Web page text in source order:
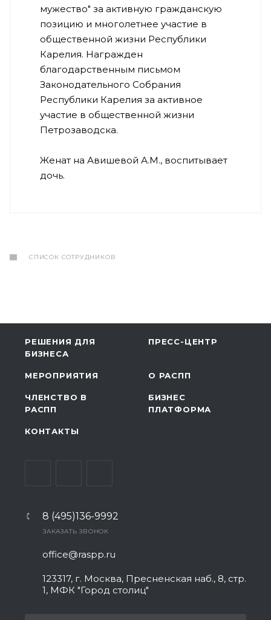
мужество" за активную гражданскую
позицию и многолетнее участие в
общественной жизни Республики
Карелия. Награжден
благодарственным письмом
Законодательного Собрания
Республики Карелия за активное
участие в общественной жизни
Петрозаводска.
Женат на Авишевой А.М., воспитывает
дочь.
СПИСОК СОТРУДНИКОВ
РЕШЕНИЯ ДЛЯ
БИЗНЕСА
ПРЕСС-ЦЕНТР
МЕРОПРИЯТИЯ О РАСПП
ЧЛЕНСТВО В
РАСПП
БИЗНЕС
ПЛАТФОРМА
КОНТАКТЫ
8 (495)136-9992
ЗАКАЗАТЬ ЗВОНОК
office@raspp.ru
123317, г. Москва, Пресненская наб., 8, стр.
1, МФК "Город столиц"